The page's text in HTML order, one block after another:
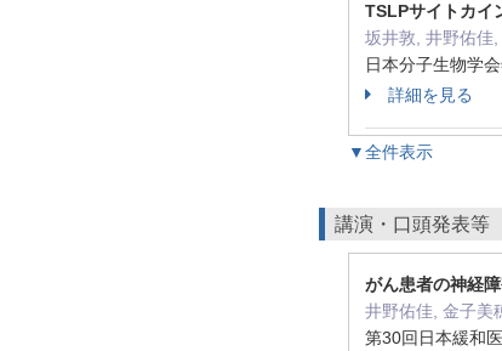
TSLPサイトカイ
坂井敦, 井野佑佳
日本分子生物学
詳細を見る
▼全件表示
講演・口頭発表等
がん患者の神経
井野佑佳, 金子美
第30回日本緩和